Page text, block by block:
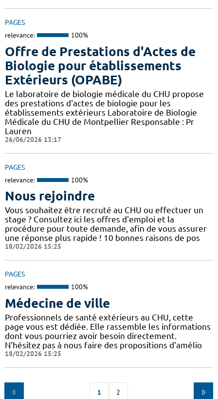
PAGES
relevance: 100%
Offre de Prestations d'Actes de
Biologie pour établissements
Extérieurs (OPABE)
Le laboratoire de biologie médicale du CHU propose
des prestations d'actes de biologie pour les
établissements extérieurs Laboratoire de Biologie
Médicale du CHU de Montpellier Responsable : Pr
Lauren
26/06/2026 13:17
PAGES
relevance: 100%
Nous rejoindre
Vous souhaitez être recruté au CHU ou effectuer un
stage ? Consultez ici les offres d'emploi et la
procédure pour toute demande, afin de vous assurer
une réponse plus rapide ! 10 bonnes raisons de pos
18/02/2026 15:25
PAGES
relevance: 100%
Médecine de ville
Professionnels de santé extérieurs au CHU, cette
page vous est dédiée. Elle rassemble les informations
dont vous pourriez avoir besoin directement.
N'hésitez pas à nous faire des propositions d'amélio
18/02/2026 15:25
1 2